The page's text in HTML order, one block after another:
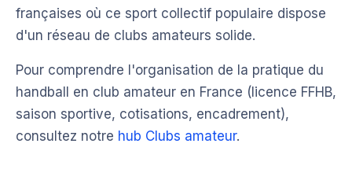
françaises où ce sport collectif populaire dispose
d'un réseau de clubs amateurs solide.
Pour comprendre l'organisation de la pratique du
handball en club amateur en France (licence FFHB,
saison sportive, cotisations, encadrement),
consultez notre hub Clubs amateur.